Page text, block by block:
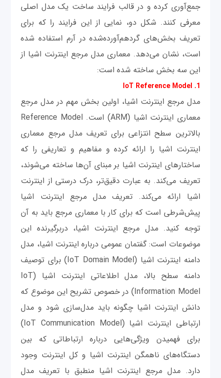
جمع‌آوری کرده و در قالب فرایند ساخت یک مدل اصلی
معرفی کنند. شکل دو، نمایی از این فرایند را که برای
تعریف بخش‌های گردهم‌آورده‌شده در آرم استفاده شده
است، نشان می‌دهد. معماری مدل مرجع اینترنت اشیا از
این سه بخش ساخته شده است:
1. IoT Reference Model
مدل مرجع اینترنت اشیا، اولین بخش مهم در مدل مرجع
معماری اینترنت اشیا (ARM) است. Reference Model
بالاترین سطح انتزاعی برای تعریف مدل مرجع معماری
اینترنت اشیا را ارائه کرده و مفاهیم و تعاریفی را که
ساختارهای اینترنت اشیا بر مبنای آن‌ها ساخته می‌شوند،
تعریف می‌کند. به عبارت دقیق‌تر، درک درستی از اینترنت
اشیا ارائه می‌کند. تعریف مدل مرجع اینترنت اشیا
پیش‌شرطی است که برای کار با معماری مرجع باید به آن
توجه کنید. مدل مرجع اینترنت اشیا، دربرگیرنده این
موضوعات است: گفتمان عمومی درباره اینترنت اشیا، مدل
دامنه اینترنت اشیا (IoT Domain Model) برای توصیف
دامنه سطح بالا، مدل اطلاعاتی اینترنت اشیا (IoT
Information Model) در خصوص تشریح این موضوع که
دانش اینترنت اشیا چگونه باید مدل‌سازی شود و مدل
ارتباطی اینترنت اشیا (IoT Communication Model)
برای فهمیدن ویژگی‌هایی درباره ارتباطاتی که بین
دستگاه‌های ناهمگن اینترنت اشیا و کل اینترنت وجود
دارد. مدل مرجع اینترنت اشیا منطبق با تعریف مدل